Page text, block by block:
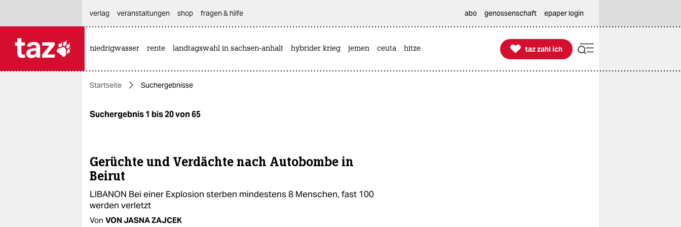
themen
politik
gesellschaft
kultur
sport
verlag
veranstaltungen shop fragen & hilfe abo genossenschaft epaper login
niedrigwasser rente landtagswahl in sachsen-anhalt hybrider krieg jemen ceuta hitze 
taz zahl ich
taz zahl ich
Startseite Suchergebnisse
Suchergebnis 1 bis 20 von 65
Gerüchte und Verdächte nach Autobombe in
Beirut
LIBANON Bei einer Explosion sterben mindestens 8 Menschen, fast 100
werden verletzt
Von VON JASNA ZAJCEK